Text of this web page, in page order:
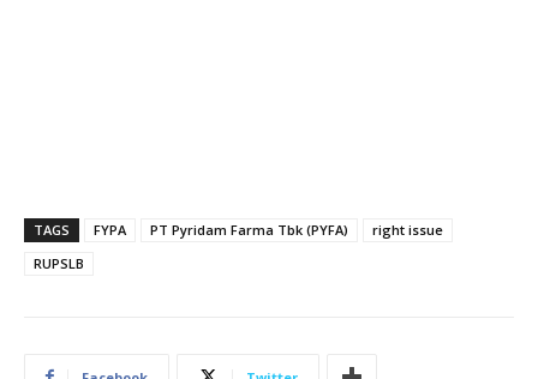
TAGS FYPA PT Pyridam Farma Tbk (PYFA)
right issue
RUPSLB